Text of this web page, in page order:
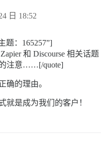
日 18:52
题：165257”]
和 Discourse 相关话题
注意……[/quote]
确的理由。
就是成为我们的客户！